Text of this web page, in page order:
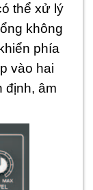
thể xử lý
không
phía
vào hai
định, âm